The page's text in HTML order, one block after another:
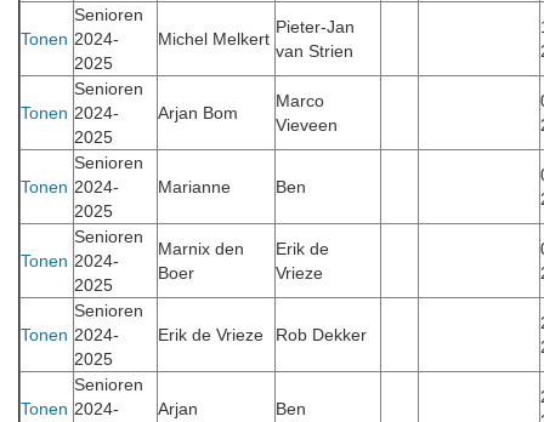
Tonen
Senioren
2024-
2025
Michel Melkert
Pieter-Jan
van Strien
Tonen
Senioren
2024-
2025
Arjan Bom
Marco
Vieveen
Tonen
Senioren
2024-
2025
Marianne Ben
Tonen
Senioren
2024-
2025
Marnix den
Boer
Erik de
Vrieze
Tonen
Senioren
2024-
2025
Erik de Vrieze Rob Dekker
Tonen
Senioren
2024-
Arjan Ben